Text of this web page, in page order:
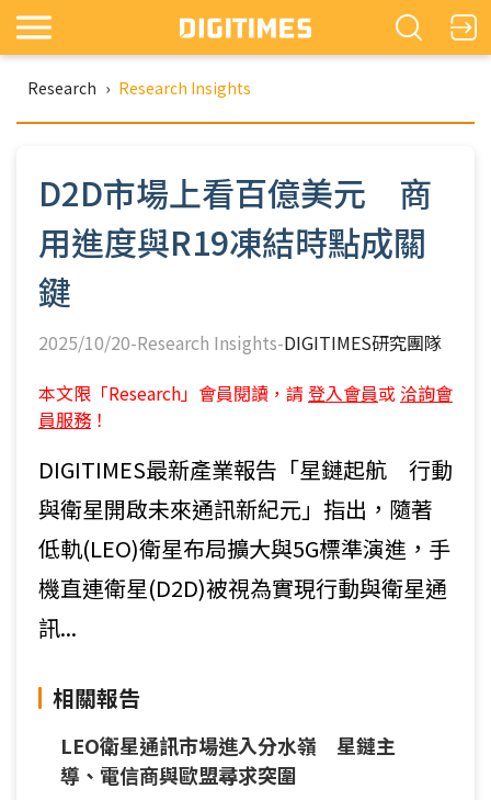
Research › Research Insights
D2D市場上看百億美元 商
用進度與R19凍結時點成關
鍵
2025/10/20-Research Insights-DIGITIMES研究團隊
本文限「Research」會員閱讀，請 登入會員或 洽詢會
員服務 ！
DIGITIMES最新產業報告「星鏈起航 行動
與衛星開啟未來通訊新紀元」指出，隨著
低軌(LEO)衛星布局擴大與5G標準演進，手
機直連衛星(D2D)被視為實現行動與衛星通
訊...
相關報告
LEO衛星通訊市場進入分水嶺 星鏈主
導、電信商與歐盟尋求突圍